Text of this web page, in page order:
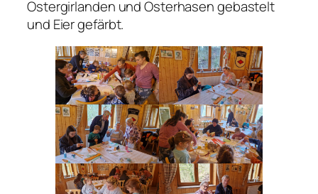
Ostergirlanden und Osterhasen gebastelt
und Eier gefärbt.